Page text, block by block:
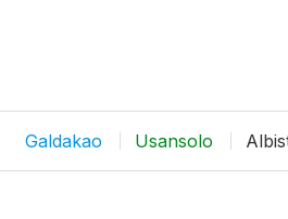
Galdakao Usansolo